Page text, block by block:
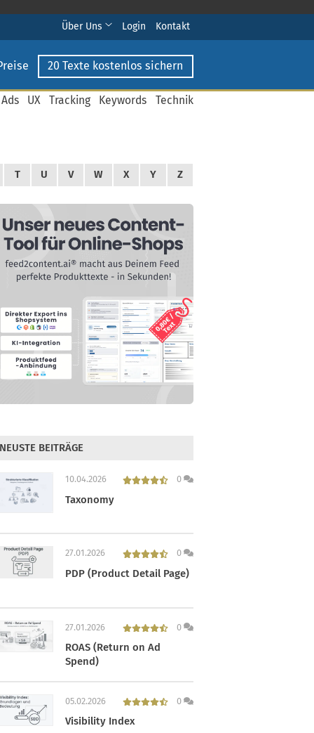
Über Uns Login Kontakt
20 Texte kostenlos sichern
UX Tracking Keywords Technik
T U V W X Y Z
NEUSTE BEITRÄGE
10.04.2026 0
Taxonomy
27.01.2026 0
PDP (Product Detail Page)
27.01.2026 0
ROAS (Return on Ad
Spend)
05.02.2026 0
Visibility Index